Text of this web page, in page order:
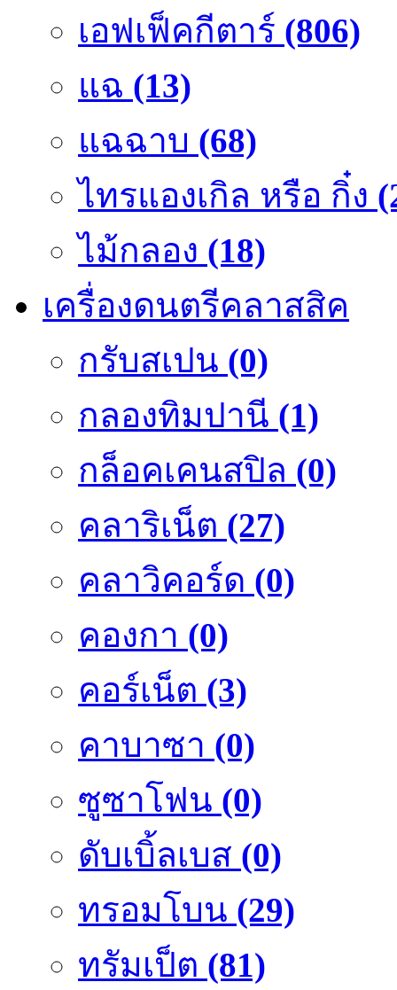
เอฟเฟ็คกีตาร์ (806)
แฉ (13)
แฉฉาบ (68)
ไทรแองเกิล หรือ กิ๋ง
ไม้กลอง (18)
เครื่องดนตรีคลาสสิค
กรับสเปน (0)
กลองทิมปานี (1)
กล็อคเคนสปิล (0)
คลาริเน็ต (27)
คลาวิคอร์ด (0)
คองกา (0)
คอร์เน็ต (3)
คาบาซา (0)
ซูซาโฟน (0)
ดับเบิ้ลเบส (0)
ทรอมโบน (29)
ทรัมเป็ต (81)